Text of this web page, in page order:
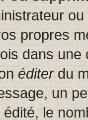
propres
dans
éditerdu
un
édité, le